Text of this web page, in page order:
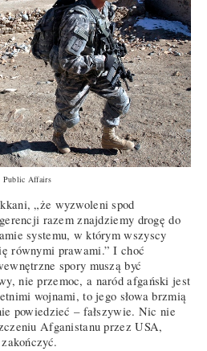
Public Affairs
„że wyzwoleni spod
razem znajdziemy drogę do
systemu, w którym wszyscy
równymi prawami.” I choć
spory muszą być
nie przemoc, a naród afgański jest
wojnami, to jego słowa brzmią
powiedzieć – fałszywie. Nic nie
Afganistanu przez USA,